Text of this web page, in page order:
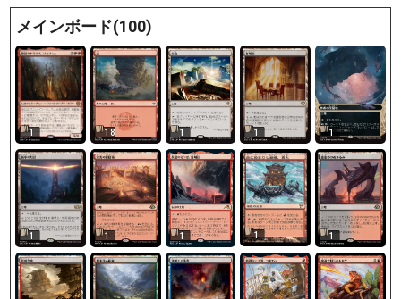
メインボード(100)
1 18 1 1 1
1 1 1 1 1